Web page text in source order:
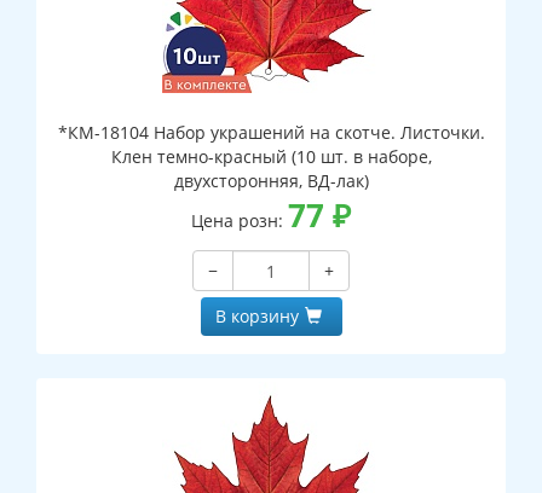
*КМ-18104 Набор украшений на скотче. Листочки.
Клен темно-красный (10 шт. в наборе,
двухсторонняя, ВД-лак)
Цена розн: 77 ₽
−
+
В корзину